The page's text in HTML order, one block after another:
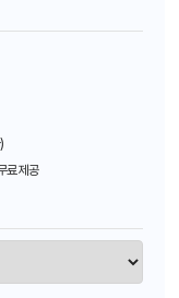
료 제공